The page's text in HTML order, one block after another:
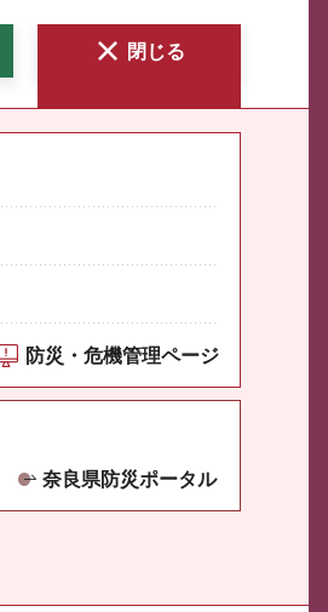
閉じる
防災・危機管理ページ
奈良県防災ポータル